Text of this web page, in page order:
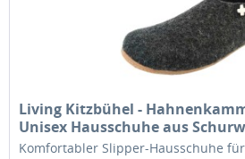
Living Kitzbühel -
Unisex Hausschuhe aus
Komfortabler Slipper-Hausschuhe